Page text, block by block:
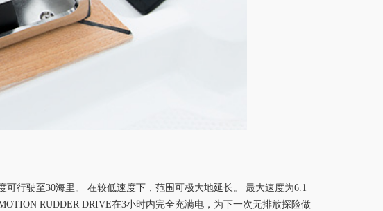
可行驶至30海里。 在较低速度下，范围可极大地延长。 最大速度为6.1
RUDDER DRIVE在3小时内完全充满电，为下一次无排放探险做